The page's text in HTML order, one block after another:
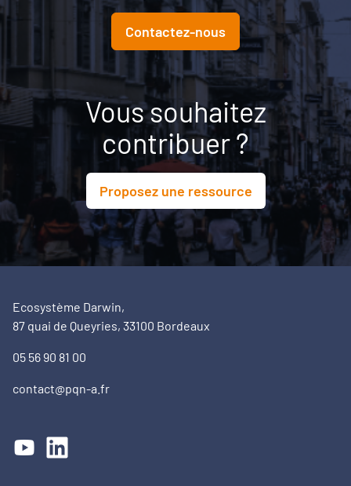
Contactez-nous
Vous souhaitez
contribuer ?
Proposez une ressource
Ecosystème Darwin,
87 quai de Queyries, 33100 Bordeaux
05 56 90 81 00
contact@pqn-a.fr